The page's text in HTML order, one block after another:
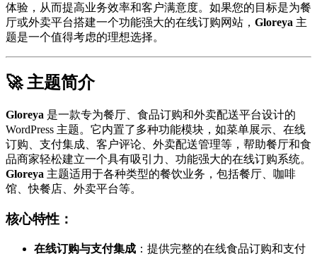
体验，从而提高业务效率和客户满意度。如果您的目标是为餐
厅或外卖平台搭建一个功能强大的在线订购网站， Gloreya 主
题是一个值得考虑的理想选择。
🚀 主题简介
Gloreya 是一款专为餐厅、食品订购和外卖配送平台设计的
WordPress 主题。它内置了多种功能模块，如菜单展示、在线
订购、支付集成、客户评论、外卖配送管理等，帮助餐厅和食
品商家轻松建立一个具有吸引力、功能强大的在线订购系统。
Gloreya 主题适用于各种类型的餐饮业务，包括餐厅、咖啡
馆、快餐店、外卖平台等。
核心特性：
在线订购与支付集成 ：提供完整的在线食品订购和支付